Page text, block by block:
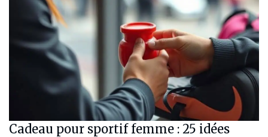
Cadeau pour sportif femme : 25 idées